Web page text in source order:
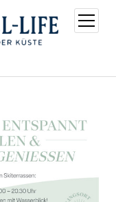
Menü
öffnen